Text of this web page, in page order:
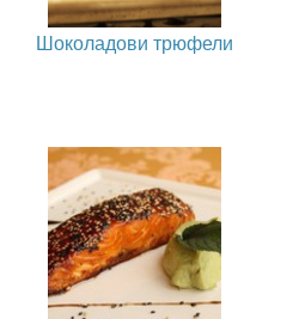
Шоколадови трюфели